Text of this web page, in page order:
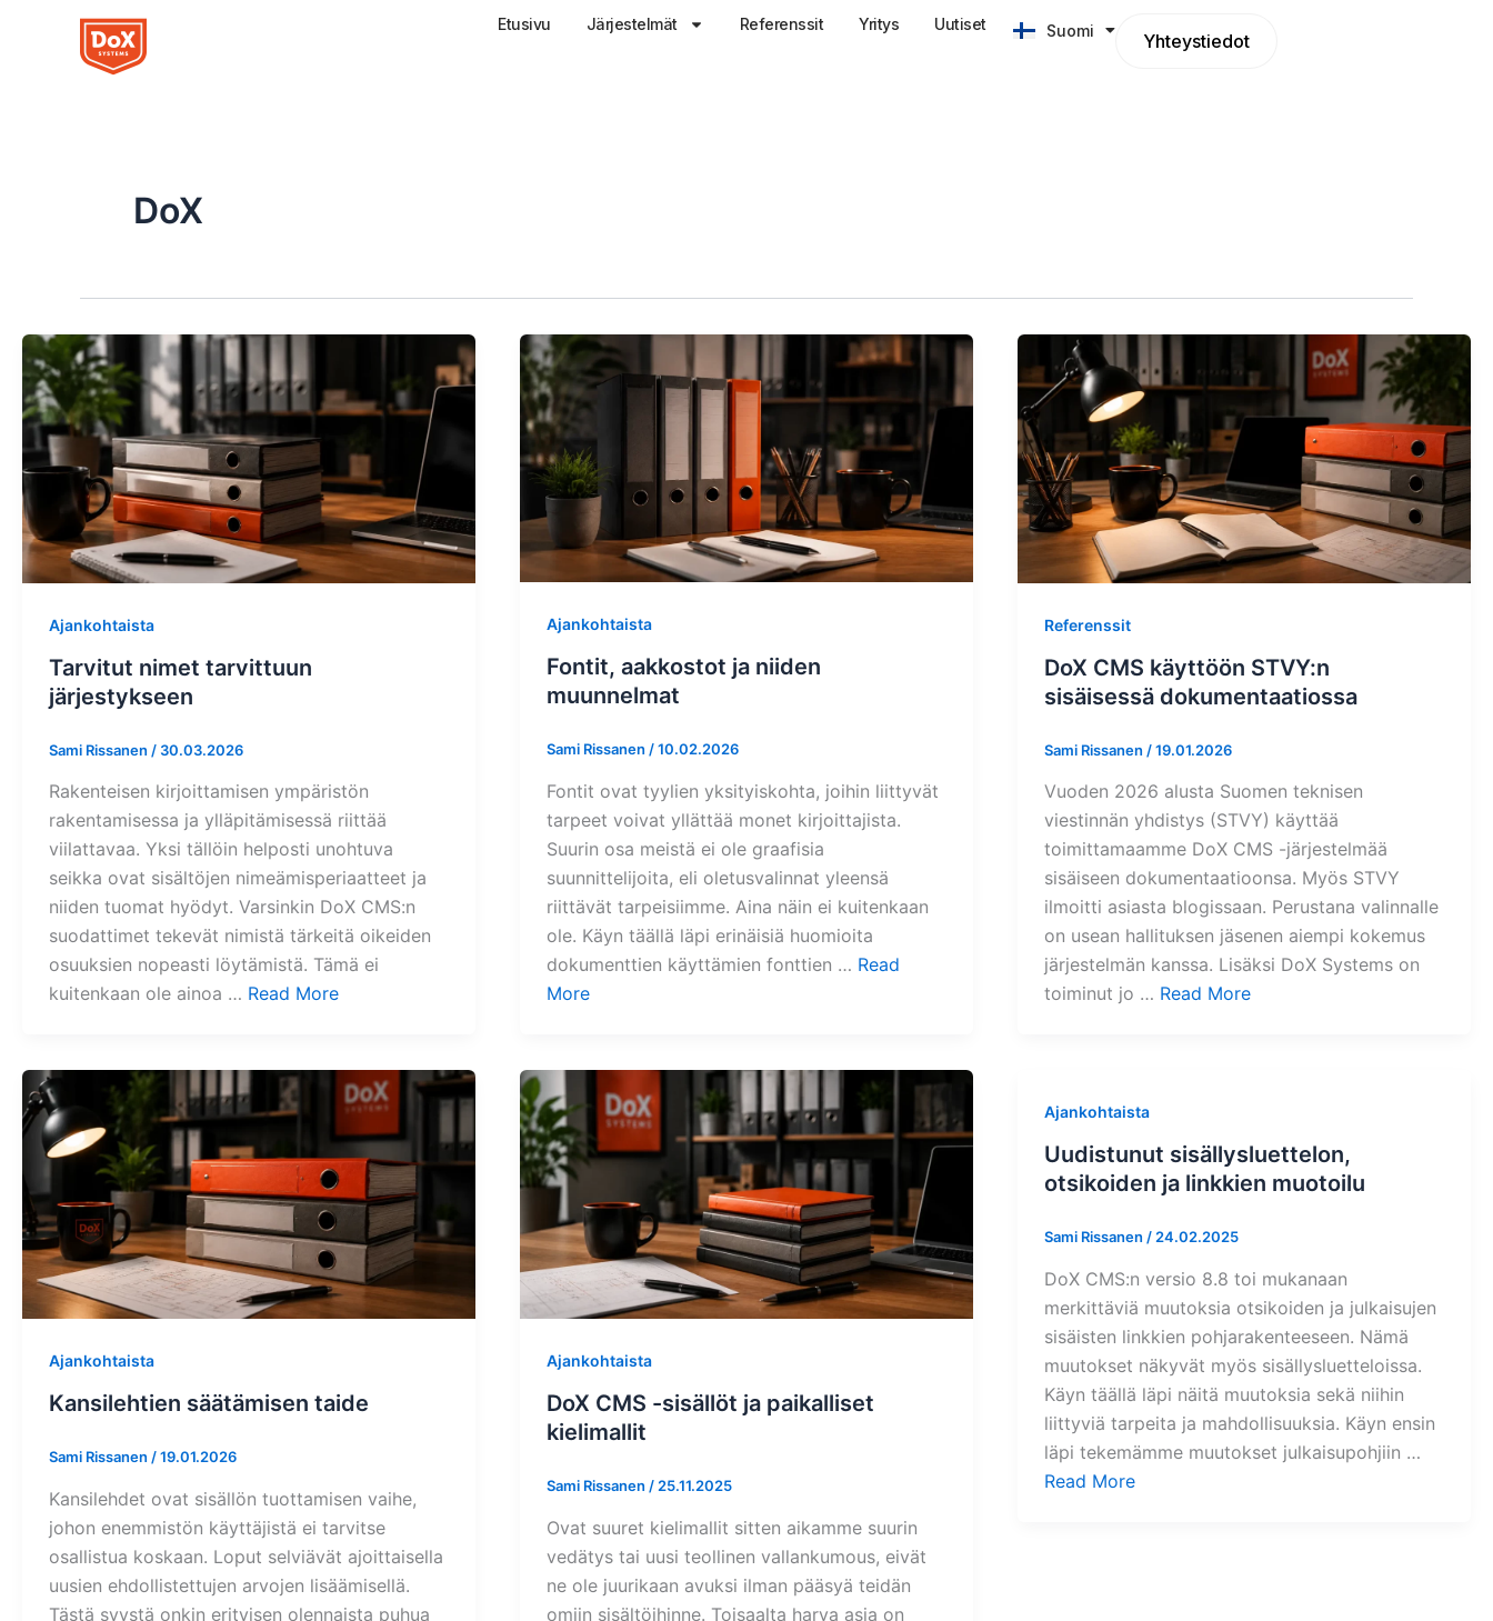
Etusivu Järjestelmät Referenssit Yritys Uutiset Suomi
English Yhteystiedot
DoX
Ajankohtaista
Tarvitut nimet tarvittuun
järjestykseen
Sami Rissanen / 30.03.2026
Rakenteisen kirjoittamisen ympäristön
rakentamisessa ja ylläpitämisessä riittää
viilattavaa. Yksi tällöin helposti unohtuva
seikka ovat sisältöjen nimeämisperiaatteet ja
niiden tuomat hyödyt. Varsinkin DoX CMS:n
suodattimet tekevät nimistä tärkeitä oikeiden
osuuksien nopeasti löytämistä. Tämä ei
kuitenkaan ole ainoa … Read More
Ajankohtaista
Fontit, aakkostot ja niiden
muunnelmat
Sami Rissanen /10.02.2026
Fontit ovat tyylien yksityiskohta, joihin liittyvät
tarpeet voivat yllättää monet kirjoittajista.
Suurin osa meistä ei ole graafisia
suunnittelijoita, eli oletusvalinnat yleensä
riittävät tarpeisiimme. Aina näin ei kuitenkaan
ole. Käyn täällä läpi erinäisiä huomioita
dokumenttien käyttämien fonttien … Read
More
Referenssit
DoX CMS käyttöön STVY:n
sisäisessä dokumentaatiossa
Sami Rissanen /19.01.2026
Vuoden 2026 alusta Suomen teknisen
viestinnän yhdistys (STVY) käyttää
toimittamaamme DoX CMS -järjestelmää
sisäiseen dokumentaatioonsa. Myös STVY
ilmoitti asiasta blogissaan. Perustana valinnalle
on usean hallituksen jäsenen aiempi kokemus
järjestelmän kanssa. Lisäksi DoX Systems on
toiminut jo … Read More
Ajankohtaista
Kansilehtien säätämisen taide
Sami Rissanen /19.01.2026
Kansilehdet ovat sisällön tuottamisen vaihe,
johon enemmistön käyttäjistä ei tarvitse
osallistua koskaan. Loput selviävät ajoittaisella
uusien ehdollistettujen arvojen lisäämisellä.
Tästä syystä onkin erityisen olennaista puhua
Ajankohtaista
DoX CMS -sisällöt ja paikalliset
kielimallit
Sami Rissanen / 25.11.2025
Ovat suuret kielimallit sitten aikamme suurin
vedätys tai uusi teollinen vallankumous, eivät
ne ole juurikaan avuksi ilman pääsyä teidän
omiin sisältöihinne. Toisaalta harva asia on
Ajankohtaista
Uudistunut sisällysluettelon,
otsikoiden ja linkkien muotoilu
Sami Rissanen / 24.02.2025
DoX CMS:n versio 8.8 toi mukanaan
merkittäviä muutoksia otsikoiden ja julkaisujen
sisäisten linkkien pohjarakenteeseen. Nämä
muutokset näkyvät myös sisällysluetteloissa.
Käyn täällä läpi näitä muutoksia sekä niihin
liittyviä tarpeita ja mahdollisuuksia. Käyn ensin
läpi tekemämme muutokset julkaisupohjiin …
Read More